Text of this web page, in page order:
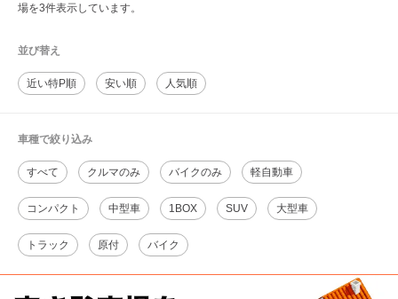
場を3件表示しています。
並び替え
近い特P順 安い順 人気順
車種で絞り込み
すべて クルマのみ バイクのみ 軽自動車
コンパクト 中型車 1BOX SUV 大型車
トラック 原付 バイク